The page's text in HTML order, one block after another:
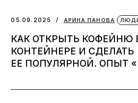
05.09.2025 АРИНА ПАНОВА
КАК ОТКРЫТЬ КОФЕЙНЮ
КОНТЕЙНЕРЕ И СДЕЛАТЬ
ЕЕ ПОПУЛЯРНОЙ. ОПЫТ